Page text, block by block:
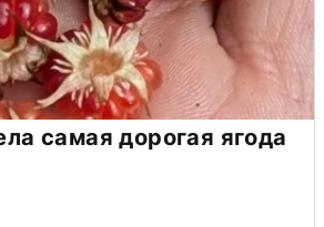
самая дорогая ягода